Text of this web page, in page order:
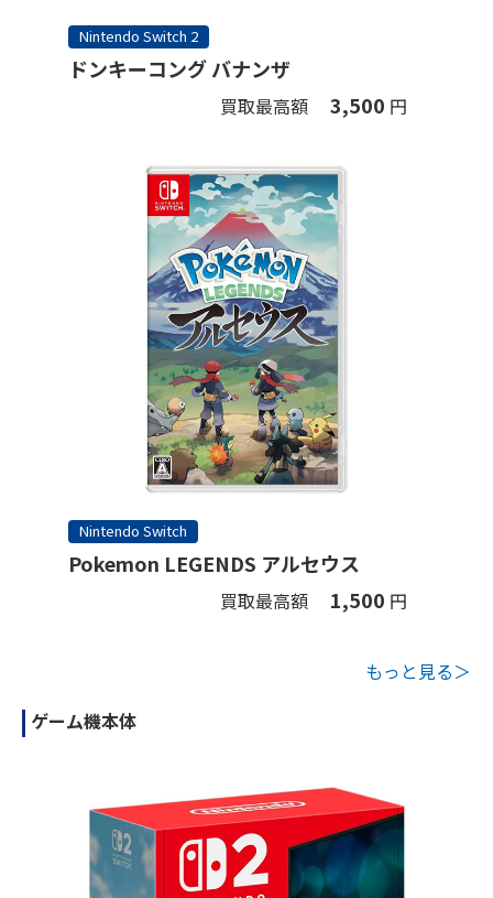
Nintendo Switch 2
ドンキーコング バナンザ
買取最高額 3,500 円
Nintendo Switch
Pokemon LEGENDS アルセウス
買取最高額 1,500 円
もっと見る＞
ゲーム機本体